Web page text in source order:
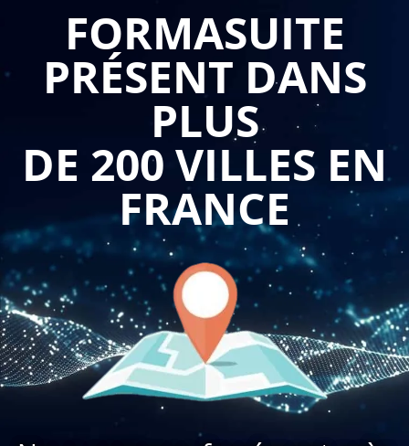
3ds Max est spécialement conçue pour permettre aux
professionnels d'acquérir les compétences de base
nécessaires pour utiliser efficacement ce logiciel. Cette
formation offre de nombreux avantages et les entreprises ont
tout intérêt à la proposer à leur personnel.
La formation sur les fondamentaux du logiciel 3ds Max
permet aux professionnels de se familiariser avec l'interface
et les fonctionnalités essentielles de ce logiciel de
modélisation et de rendu 3D. Les participants apprennent à
naviguer dans l'interface utilisateur, à utiliser les différents
outils et à comprendre les principes de base de la
modélisation et de l'animation 3D.
Plus précisément, la formation permet d'apprendre les bases
de la modélisation 3D dans 3ds Max. Les professionnels
découvrent comment créer des objets en utilisant des
FORMASUITE
PRÉSENT DANS
PLUS
DE 200 VILLES EN
FRANCE